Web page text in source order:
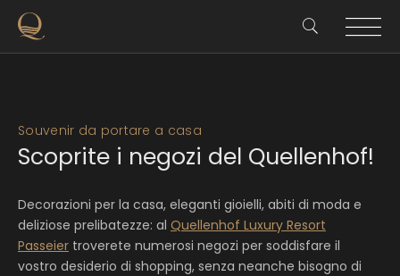
Scoprite i negozi del Quellenhof!
Souvenir da portare a casa
Decorazioni per la casa, eleganti gioielli, abiti di moda e
deliziose prelibatezze: al Quellenhof Luxury Resort
Passeier troverete numerosi negozi per soddisfare il
vostro desiderio di shopping, senza neanche bisogno di